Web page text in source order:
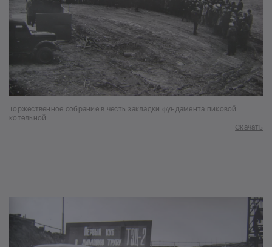
Торжественное собрание в честь закладки фундамента пиковой
котельной
Скачать